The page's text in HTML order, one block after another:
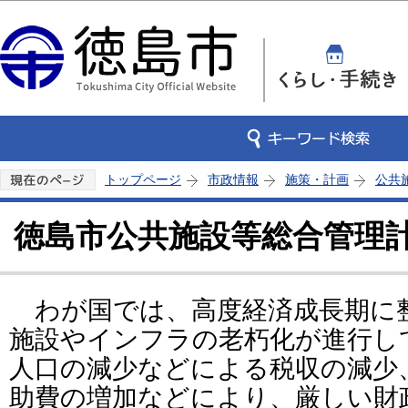
トップページ 市政情報 施策・計画 公共
徳島市公共施設等総合管理
わが国では、高度経済成長期に
施設やインフラの老朽化が進行
人口の減少などによる税収の減
助費の増加などにより、厳しい